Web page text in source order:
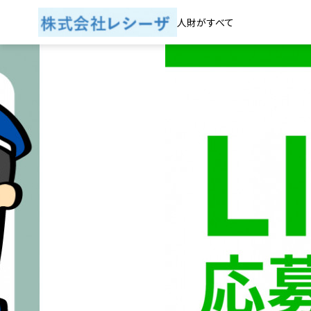
人財がすべて